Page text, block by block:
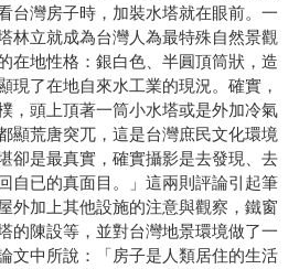
灣房子時，加裝水塔就在眼前。一
林立就成為台灣人為最特殊自然景觀
在地性格：銀白色、半圓頂筒狀，造
現了在地自來水工業的現況。確實，
，頭上頂著一筒小水塔或是外加冷氣
顯荒唐突兀，這是台灣庶民文化環境
卻是最真實，確實攝影是去發現、去
自已的真面目。」這兩則評論引起筆
外加上其他設施的注意與觀察，鐵窗
的陳設等，並對台灣地景環境做了一
文中所說：「房子是人類居住的生活